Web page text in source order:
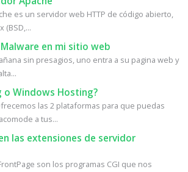
es un servidor web HTTP de código abierto,
(BSD,...
en mi sitio web
sin presagios, uno entra a su pagina web y
o Windows Hosting?
las 2 plataformas para que puedas
a tus...
las extensiones de servidor
son los programas CGI que nos